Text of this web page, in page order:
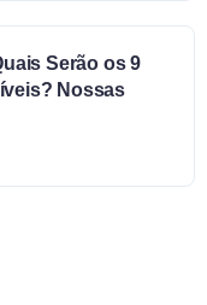
Serão os 9
Nossas